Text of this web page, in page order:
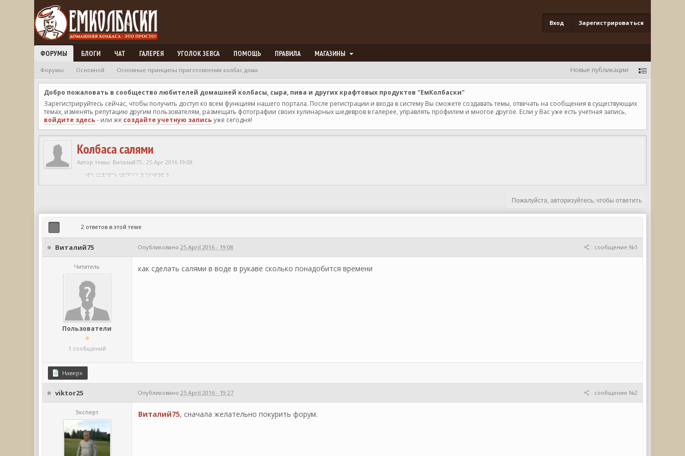
Вход Зарегистрироваться
ФОРУМЫ БЛОГИ ЧАТ ГАЛЕРЕЯ УГОЛОК ЗЕВСА ПОМОЩЬ ПРАВИЛА МАГАЗИНЫ
Форумы Основной Основные принципы приготовления колбас дома Новые публикации
Добро пожаловать в сообщество любителей домашней колбасы, сыра, пива и других крафтовых продуктов "ЕмКолбаски"
Зарегистрируйтесь сейчас, чтобы получить доступ ко всем функциям нашего портала. После регистрации и входа в систему Вы сможете создавать темы, отвечать на сообщения в существующих
темах, изменять репутацию другим пользователям, размещать фотографии своих кулинарных шедевров в галерее, управлять профилем и многое другое. Если у Вас уже есть учетная запись,
войдите здесь - или же создайте учетную запись уже сегодня!
Колбаса салями
Автор темы: Виталий75 ,25 Apr 2016 19:08
как сделать салями в рукаве в
Пожалуйста, авторизуйтесь, чтобы ответить
2 ответов в этой теме
: сообщение №1
Виталий75 Опубликовано25 April 2016 - 19:08
Читатель
Пользователи
1 сообщений
как сделать салями в воде в рукаве сколько понадобится времени
Наверх
: сообщение №2
viktor25 Опубликовано25 April 2016 - 19:27
Эксперт Виталий75, сначала желательно покурить форум.